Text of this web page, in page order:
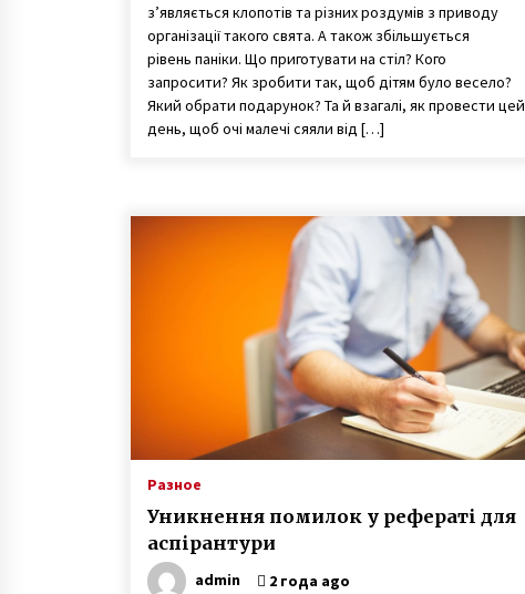
з’являється клопотів та різних роздумів з приводу
організації такого свята. А також збільшується
рівень паніки. Що приготувати на стіл? Кого
запросити? Як зробити так, щоб дітям було весело?
Який обрати подарунок? Та й взагалі, як провести цей
день, щоб очі малечі сяяли від […]
Разное
Уникнення помилок у рефераті для
аспірантури
admin 2 года ago